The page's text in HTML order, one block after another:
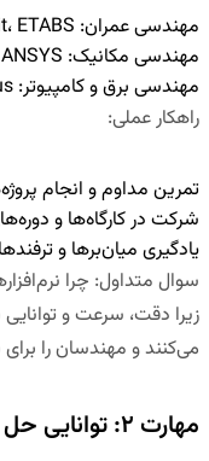
مهندسی عمران:
مهندسی مکانیک:
مهندسی برق و کامپیوتر:
راهکار عملی:
تمرین مداوم و انجام
شرکت در کارگاه‌ها و
یادگیری میان‌برها و
سوال متداول: چرا
زیرا دقت، سرعت و
می‌کنند و مهندسان را برای
مهارت ۲: توانایی حل مسائل و تحلیل داده‌ها